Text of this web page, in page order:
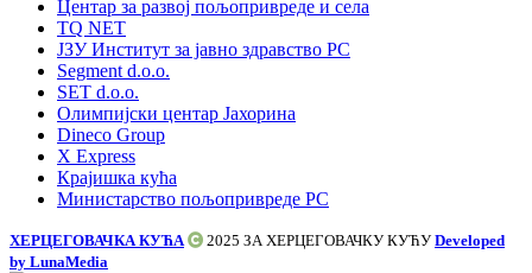
Центар за развој пољопривреде и села
TQ NET
ЈЗУ Институт за јавно здравство РС
Segment d.o.o.
SET d.o.o.
Олимпијски центар Јахорина
Dineco Group
X Express
Крајишка кућа
Министарство пољопривреде РС
ХЕРЦЕГОВАЧКА КУЋА 2025 ЗАХЕРЦЕГОВАЧКУ КУЋУ Developed
by LunaMedia